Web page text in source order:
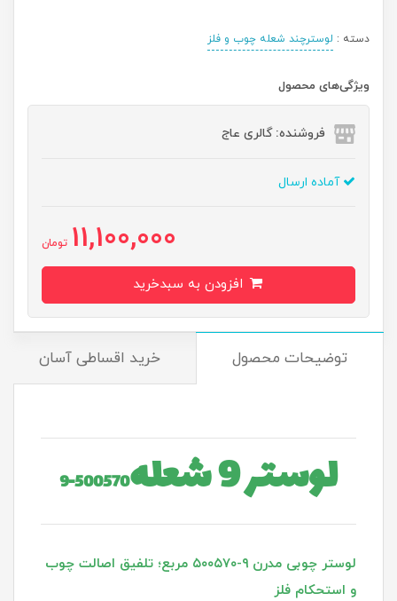
دسته : لوسترچند شعله چوب و فلز
ویژگی‌های محصول
فروشنده: گالری عاج
آماده ارسال
11,100,000 تومان
توضیحات محصول خرید اقساطی آسان
لوستر 9 شعله 500570-9
لوستر چوبی مدرن ۹-۵۰۰۵۷۰ مربع؛ تلفیق اصالت چوب
و استحکام فلز